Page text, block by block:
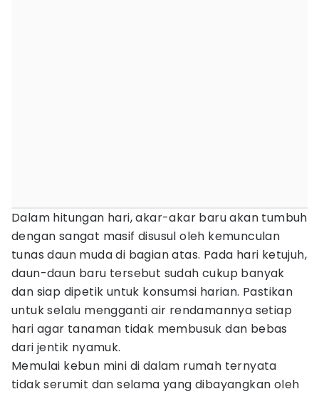
Dalam hitungan hari, akar-akar baru akan tumbuh
dengan sangat masif disusul oleh kemunculan
tunas daun muda di bagian atas. Pada hari ketujuh,
daun-daun baru tersebut sudah cukup banyak
dan siap dipetik untuk konsumsi harian. Pastikan
untuk selalu mengganti air rendamannya setiap
hari agar tanaman tidak membusuk dan bebas
dari jentik nyamuk.
Memulai kebun mini di dalam rumah ternyata
tidak serumit dan selama yang dibayangkan oleh